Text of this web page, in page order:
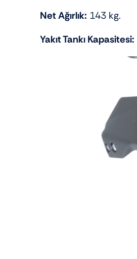
Net Ağırlık: 143 kg.
Yakıt Tankı Kapasitesi: